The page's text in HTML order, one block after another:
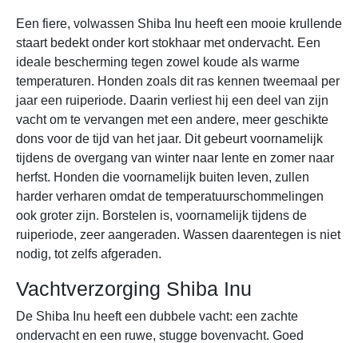
Een fiere, volwassen Shiba Inu heeft een mooie krullende
staart bedekt onder kort stokhaar met ondervacht. Een
ideale bescherming tegen zowel koude als warme
temperaturen. Honden zoals dit ras kennen tweemaal per
jaar een ruiperiode. Daarin verliest hij een deel van zijn
vacht om te vervangen met een andere, meer geschikte
dons voor de tijd van het jaar. Dit gebeurt voornamelijk
tijdens de overgang van winter naar lente en zomer naar
herfst. Honden die voornamelijk buiten leven, zullen
harder verharen omdat de temperatuurschommelingen
ook groter zijn. Borstelen is, voornamelijk tijdens de
ruiperiode, zeer aangeraden. Wassen daarentegen is niet
nodig, tot zelfs afgeraden.
Vachtverzorging Shiba Inu
De Shiba Inu heeft een dubbele vacht: een zachte
ondervacht en een ruwe, stugge bovenvacht. Goed